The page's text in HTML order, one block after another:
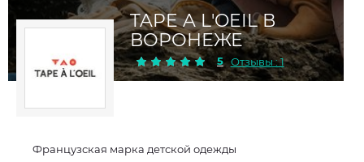
TAPE A L'OEIL В
ВОРОНЕЖЕ
5 Отзывы : 1
Французская марка детской одежды